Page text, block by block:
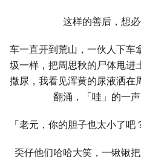
这样的善后，想必
车一直开到荒山，一伙人下车
圾一样，把周思秋的尸体甩进
撒尿，我看见浑黄的尿液洒在
翻涌，「哇」的一声
「老元，你的胆子也太小了吧
奀仔他们哈哈大笑，一锹锹